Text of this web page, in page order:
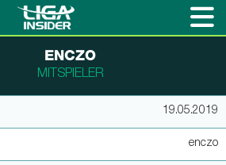
ENCZO
MITSPIELER
19.05.2019
enczo